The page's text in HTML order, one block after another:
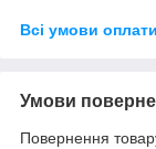
Всі умови оплати
Умови
Повернення